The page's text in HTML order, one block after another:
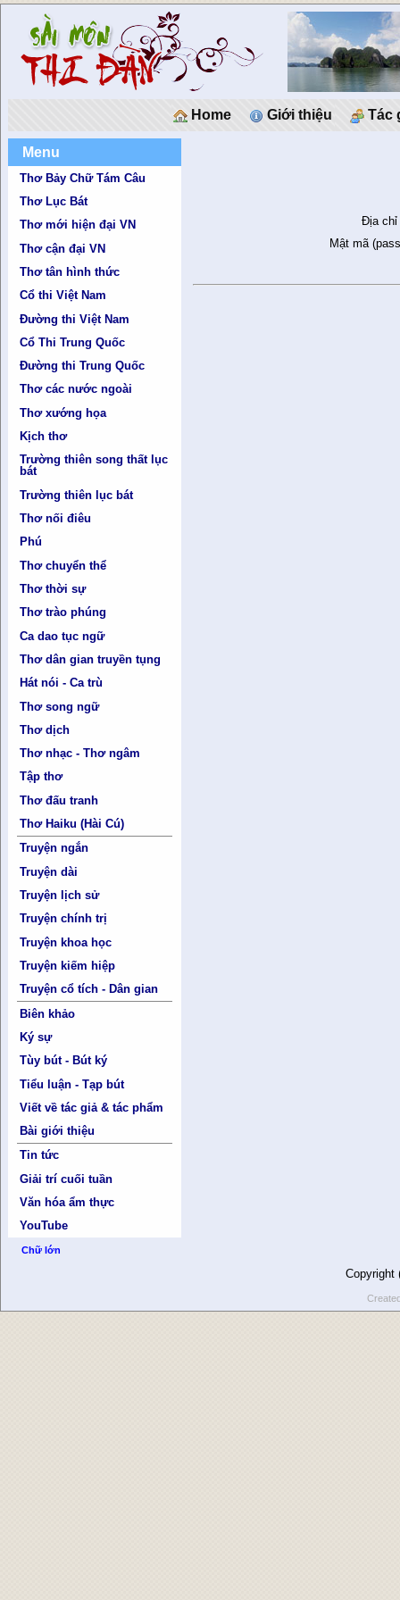
Home Giới thiệu Tác
Menu
Thơ Bảy Chữ Tám Câu
Thơ Lục Bát
Thơ mới hiện đại VN
Thơ cận đại VN
Thơ tân hình thức
Cổ thi Việt Nam
Đường thi Việt Nam
Cổ Thi Trung Quốc
Đường thi Trung Quốc
Thơ các nước ngoài
Thơ xướng họa
Kịch thơ
Trường thiên song thất lục
bát
Trường thiên lục bát
Thơ nối điêu
Phú
Thơ chuyển thể
Thơ thời sự
Thơ trào phúng
Ca dao tục ngữ
Thơ dân gian truyền tụng
Hát nói - Ca trù
Thơ song ngữ
Thơ dịch
Thơ nhạc - Thơ ngâm
Tập thơ
Thơ đấu tranh
Thơ Haiku (Hài Cú)
Truyện ngắn
Truyện dài
Truyện lịch sử
Truyện chính trị
Truyện khoa học
Truyện kiếm hiệp
Truyện cổ tích - Dân gian
Biên khảo
Ký sự
Tùy bút - Bút ký
Tiểu luận - Tạp bút
Viết về tác giả & tác phẩm
Bài giới thiệu
Tin tức
Giải trí cuối tuần
Văn hóa ẩm thực
YouTube
Chữ lớn
Địa chỉ
Mật mã
Copyright